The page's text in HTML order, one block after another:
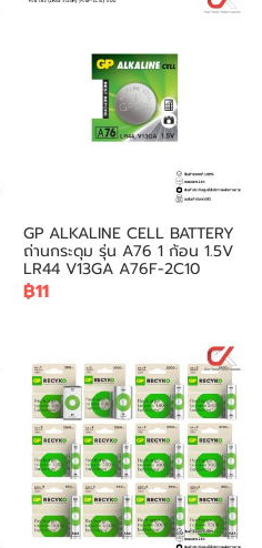
GP ALKALINE CELL BATTERY
ถ่านกระดุม รุ่น A76 1 ก้อน 1.5V
LR44 V13GA A76F-2C10
฿11